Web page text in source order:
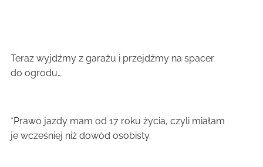
Teraz wyjdźmy z garażu i przejdźmy na spacer
do ogrodu…
*Prawo jazdy mam od 17 roku życia, czyli miałam
je wcześniej niż dowód osobisty.